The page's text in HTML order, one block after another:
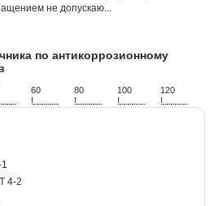
не допускаю...
по антикоррозионному
...........
60
!...................
80
!...................
100
!...................
120
!...................
4-2